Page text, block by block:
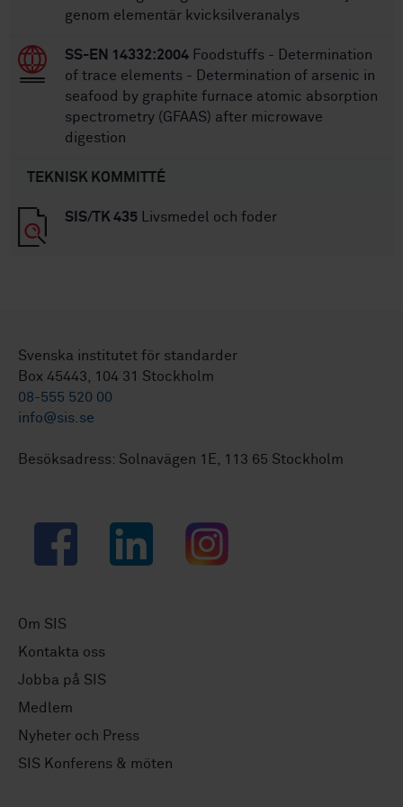
genom elementär kvicksilveranalys
SS-EN 14332:2004 Foodstuffs - Determination
of trace elements - Determination of arsenic in
seafood by graphite furnace atomic absorption
spectrometry (GFAAS) after microwave
digestion
TEKNISK KOMMITTÉ
SIS/TK 435 Livsmedel och foder
Svenska institutet för standarder
Box 45443, 104 31 Stockholm
08-555 520 00
info@sis.se
Besöksadress: Solnavägen 1E, 113 65 Stockholm
Facebook LinkedIn Instagram
Om SIS
Kontakta oss
Jobba på SIS
Medlem
Nyheter och Press
SIS Konferens & möten